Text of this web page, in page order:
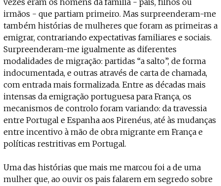
irmãos - que partiam primeiro. Mas surpreenderam-me
também histórias de mulheres que foram as primeiras a
emigrar, contrariando expectativas familiares e sociais.
Surpreenderam-me igualmente as diferentes
modalidades de migração: partidas “a salto”, de forma
indocumentada, e outras através de carta de chamada,
com entrada mais formalizada. Entre as décadas mais
intensas da emigração portuguesa para França, os
mecanismos de controlo foram variando: da travessia
entre Portugal e Espanha aos Pirenéus, até às mudanças
entre incentivo à mão de obra migrante em França e
políticas restritivas em Portugal.
Uma das histórias que mais me marcou foi a de uma
mulher que, ao ouvir os pais falarem em segredo sobre